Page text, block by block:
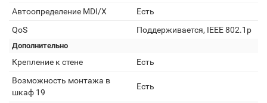
Автоопределение MDI/X
Есть
QoS
Поддерживается, IEEE 802.1p
Дополнительно
Крепление к стене
Есть
Возможность монтажа в
шкаф 19
Есть